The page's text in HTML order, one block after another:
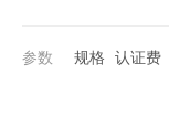
参数 规格 认证费